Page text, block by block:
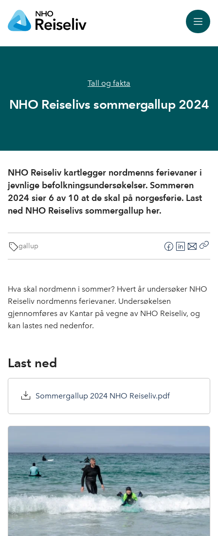
Meny
Tall og fakta
NHO Reiselivs sommergallup 2024
NHO Reiseliv kartlegger nordmenns ferievaner i
jevnlige befolkningsundersøkelser. Sommeren
2024 sier 6 av 10 at de skal på norgesferie. Last
ned NHO Reiselivs sommergallup her.
gallup
F
a
e
b
o
L
i
k
E
-
o
Hva skal nordmenn i sommer? Hvert år undersøker NHO
Reiseliv nordmenns ferievaner. Undersøkelsen
gjennomføres av Kantar på vegne av NHO Reiseliv, og
kan lastes ned nedenfor.
Last ned
Sommergallup 2024 NHO Reiseliv.pdf